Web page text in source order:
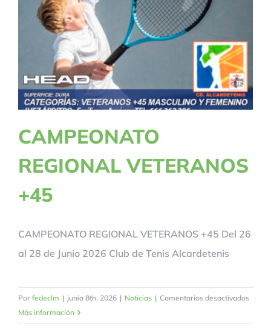
CAMPEONATO
REGIONAL VETERANOS
+45
CAMPEONATO REGIONAL VETERANOS +45 Del 26
al 28 de Junio 2026 Club de Tenis Alcardetenis
Por fedeclm | junio 8th, 2026 | Noticias | Comentarios desactivadosen
Más información